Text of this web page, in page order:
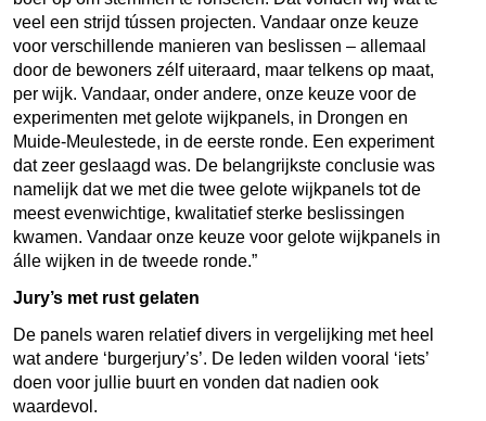
veel een strijd tússen projecten. Vandaar onze keuze
voor verschillende manieren van beslissen – allemaal
door de bewoners zélf uiteraard, maar telkens op maat,
per wijk. Vandaar, onder andere, onze keuze voor de
experimenten met gelote wijkpanels, in Drongen en
Muide-Meulestede, in de eerste ronde. Een experiment
dat zeer geslaagd was. De belangrijkste conclusie was
namelijk dat we met die twee gelote wijkpanels tot de
meest evenwichtige, kwalitatief sterke beslissingen
kwamen. Vandaar onze keuze voor gelote wijkpanels in
álle wijken in de tweede ronde.”
Jury’s met rust gelaten
De panels waren relatief divers in vergelijking met heel
wat andere ‘burgerjury’s’. De leden wilden vooral ‘iets’
doen voor jullie buurt en vonden dat nadien ook
waardevol.